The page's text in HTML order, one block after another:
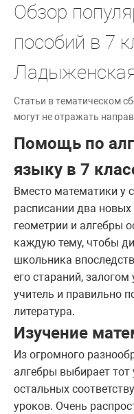
Обзор
пособий в 7
Статьи в тематическом
могут не отражать
Помощь по
языку в 7
Вместо математики у
расписании два
геометрии и алгебры
каждую тему, чтобы
школьника
его стараний, залогом
учитель и правильно
литература.
Изучение
Из огромного
алгебры выбирает
остальных
уроков. Очень